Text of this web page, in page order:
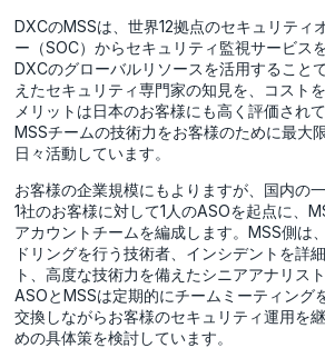
DXCのMSSは、世界12拠点のセキュリティ
ー（SOC）からセキュリティ監視サービス
DXCのグローバルリソースを活用すること
えたセキュリティ専門家の知見を、コスト
メリットは日本のお客様にも高く評価され
MSSチームの技術力をお客様のために最大
日々活動しています。
お客様の企業規模にもよりますが、国内の
1社のお客様に対して1人のASOを起点に、
アカウントチームを編成します。MSS側は
ドリングを行う技術者、インシデントを詳
ト、高度な技術力を備えたシニアアナリス
ASOとMSSは定期的にチームミーティング
交換しながらお客様のセキュリティ運用を
めの具体策を検討しています。